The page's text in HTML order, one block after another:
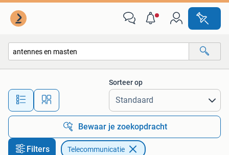
Alle afstanden…
Sorteer op
Bewaar je zoekopdracht
Filters Telecommunicatie